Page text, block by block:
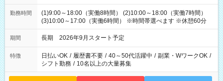
勤務時間
(1)9:00～18:00（実働8時間） (2)10:00～18:00（実働7時間）
(3)10:00～17:00（実働6時間） ※時間帯選べます ※休憩60分
期間 長期 2026年9月スタート予定
特徴 日払いOK / 履歴書不要 / 40～50代活躍中 / 副業・WワークOK /
シフト勤務 / 10名以上の大量募集